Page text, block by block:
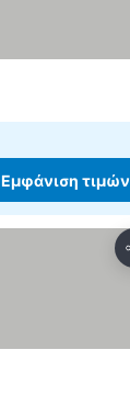
Εμφάνιση τιμών